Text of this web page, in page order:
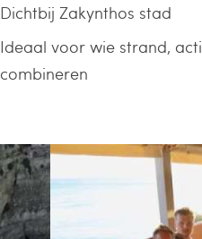
Dichtbij Zakynthos stad
Ideaal voor wie strand,
combineren